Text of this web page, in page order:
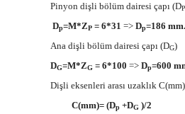
Pinyon dişli bölüm dairesi çapı (DP
Dp=M*ZP = 6*31 => Dp=186 mm.
Ana dişli bölüm dairesi çapı (DG)
DG=M*ZG = 6*100 => Dp=600
Dişli eksenleri arası uzaklık C(mm)
C(mm)= (Dp +DG )/2